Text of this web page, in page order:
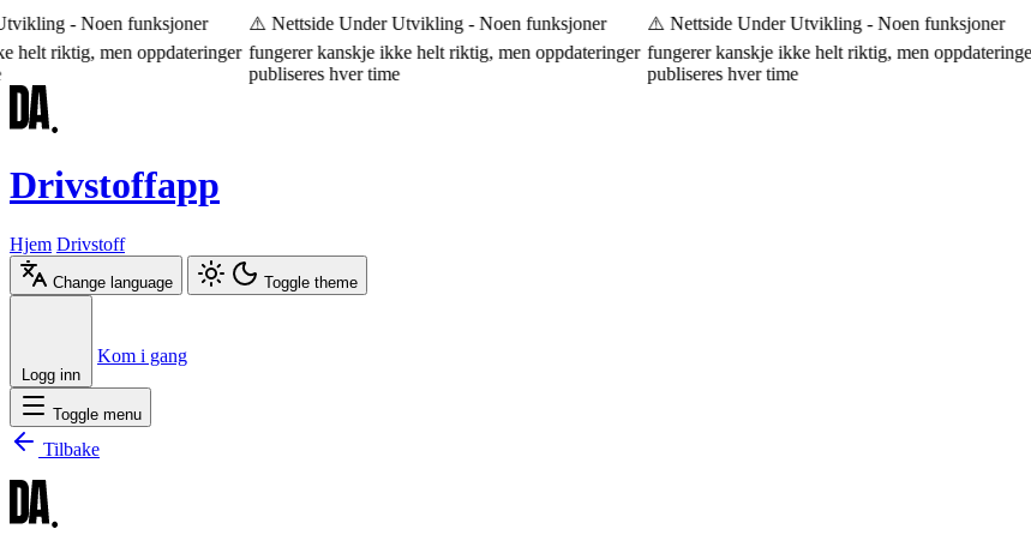
- Noen funksjoner
helt riktig, men oppdateringer
⚠️ Nettside Under Utvikling - Noen funksjoner
fungerer kanskje ikke helt riktig, men oppdateringer
publiseres hver time
⚠️ Nettside Under Utvikling - Noen funksjoner
fungerer kanskje ikke helt riktig, men oppdateringer
publiseres hver time
Drivstoffapp
Hjem Drivstoff
Change language Toggle theme
Logg inn
Kom i gang
Toggle menu
Tilbake